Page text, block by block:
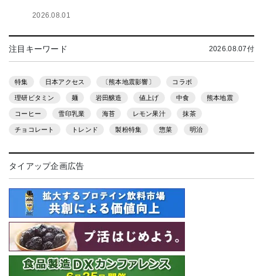
2026.08.01
注目キーワード 2026.08.07付
特集 日本アクセス 〔熊本地震影響〕 コラボ
理研ビタミン 麺 岩田醸造 値上げ 中食 熊本地震
コーヒー 雪印乳業 海苔 レモン果汁 抹茶
チョコレート トレンド 製粉特集 惣菜 明治
タイアップ企画広告